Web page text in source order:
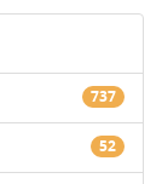
737
52